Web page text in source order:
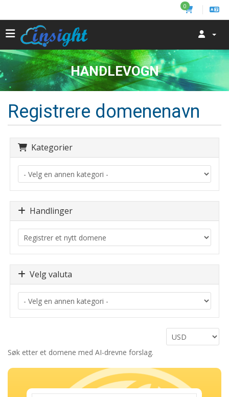
0
HANDLEVOGN
Registrere domenenavn
Kategorier
Handlinger
Velg valuta
Søk etter et domene med AI-drevne forslag.